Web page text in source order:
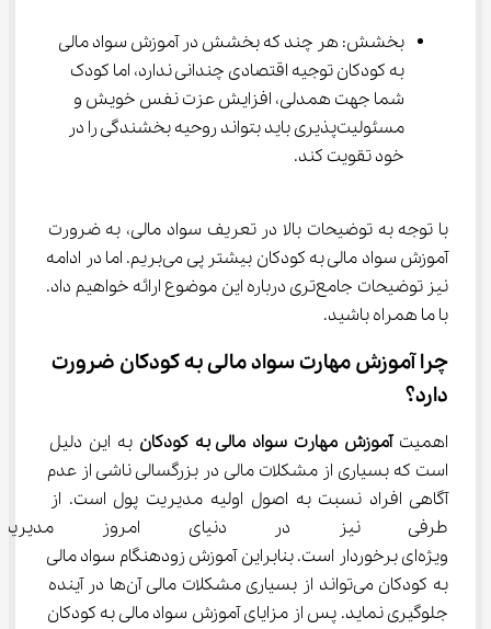
بخشش: هر چند که بخشش در آموزش سواد مالی
به کودکان توجیه اقتصادی چندانی ندارد، اما کودک
شما جهت همدلی، افزایش عزت نفس خویش و
مسئولیت‌پذیری باید بتواند روحیه بخشندگی را در
خود تقویت کند.
با توجه به توضیحات بالا در تعریف سواد مالی، به ضرورت
آموزش سواد مالی به کودکان بیشتر پی می‌بریم. اما در ادامه
نیز توضیحات جامع‌تری درباره این موضوع ارائه خواهیم داد.
با ما همراه باشید.
چرا آموزش مهارت سواد مالی به کودکان ضرورت
دارد؟
اهمیت آموزش مهارت سواد مالی به کودکان به این دلیل
است که بسیاری از مشکلات مالی در بزرگسالی ناشی از عدم
آگاهی افراد نسبت به اصول اولیه مدیریت پول است. از
طرفی نیز در دنیای امروز
ویژه‌ای برخوردار است. بنابراین آموزش زودهنگام سواد مالی
به کودکان می‌تواند از بسیاری مشکلات مالی آن‌ها در آینده
جلوگیری نماید. پس از مزایای آموزش سواد مالی به کودکان